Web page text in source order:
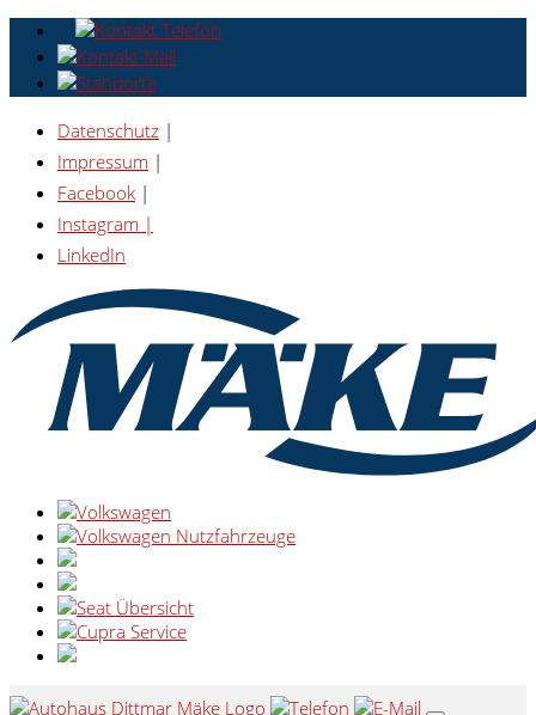
Datenschutz |
Impressum |
Facebook |
Instagram |
LinkedIn